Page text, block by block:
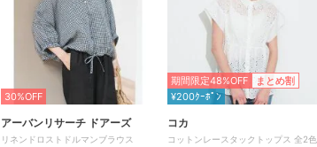
30%OFF
アーバンリサーチ ドアーズ
リネンドロストドルマンブラウス
期間限定48%OFF
まとめ割
¥200ｸｰﾎﾟﾝ
コカ
コットンレースタックトップス 全2色